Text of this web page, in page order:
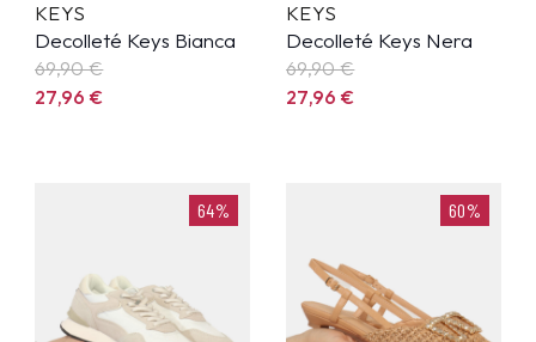
KEYS
Decolleté Keys Bianca
69,90€
27,96€
KEYS
Decolleté Keys Nera
69,90€
27,96€
64% 60%